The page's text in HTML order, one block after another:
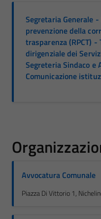
Segretaria Generale
prevenzione della
trasparenza (RPCT)
dirigenziale dei
Segreteria Sindaco e
Comunicazione
Avvocatura Comunale
Piazza Di Vittorio 1,